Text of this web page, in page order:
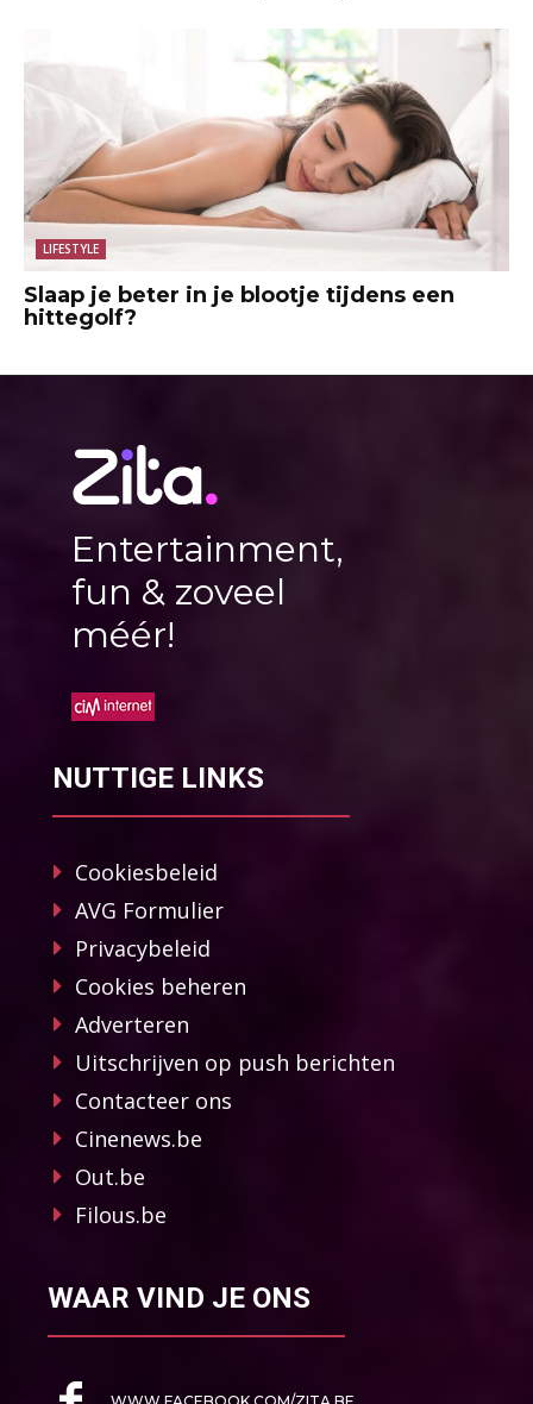
LIFESTYLE
Slaap je beter in je blootje tijdens een
hittegolf?
Entertainment,
fun & zoveel
méér!
NUTTIGE LINKS
Cookiesbeleid
AVG Formulier
Privacybeleid
Cookies beheren
Adverteren
Uitschrijven op push berichten
Contacteer ons
Cinenews.be
Out.be
Filous.be
WAAR VIND JE ONS